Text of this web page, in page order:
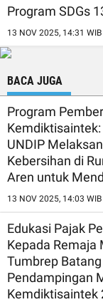
Program SDGs
13 NOV 2025, 14:31 WIB
BACA JUGA
Program
UNDIP
Kebersihan di
Aren untuk
13 NOV 2025, 14:03 WIB
Edukasi Pajak
Kepada Remaja
Tumbrep
Pendampingan
Kemdiktisaintek